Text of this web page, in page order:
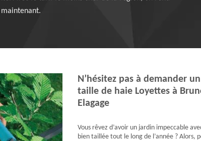
N’hésitez pas à demander
taille de haie Loyettes à
Elagage
Vous rêvez d’avoir un jardin impeccable
bien taillée tout le long de l’année ? Alors,